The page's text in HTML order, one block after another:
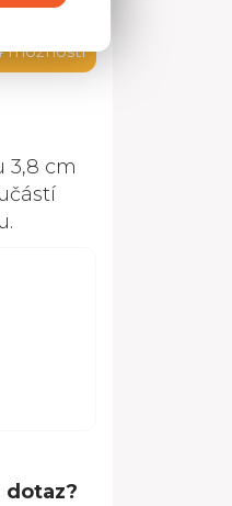
možností
3,8 cm
dotaz?